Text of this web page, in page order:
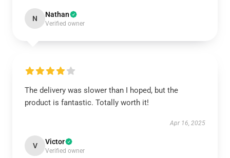
N Nathan
Verified owner
The delivery was slower than I hoped, but the
product is fantastic. Totally worth it!
Apr 16, 2025
V Victor
Verified owner